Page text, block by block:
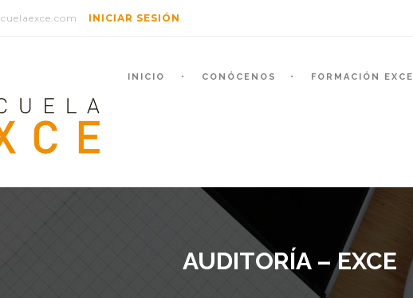
INICIAR SESIÓN
INICIO CONÓCENOS FORMACIÓN EXCE
AUDITORÍA – EXCE